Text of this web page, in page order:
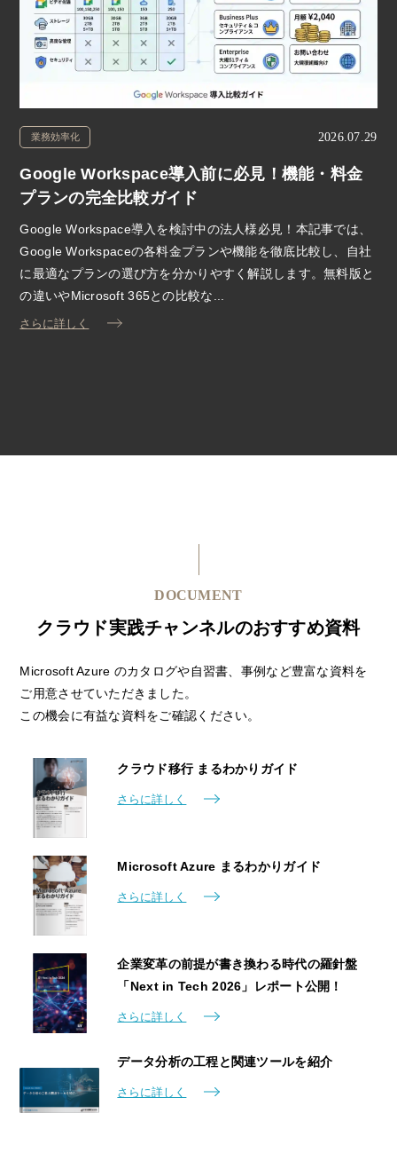
業務効率化 2026.07.29
Google Workspace導入前に必見！機能・料金
プランの完全比較ガイド
Google Workspace導入を検討中の法人様必見！本記事では、
Google Workspaceの各料金プランや機能を徹底比較し、自社
に最適なプランの選び方を分かりやすく解説します。無料版と
の違いやMicrosoft 365との比較な...
さらに詳しく
DOCUMENT
クラウド実践チャンネルのおすすめ資料
Microsoft Azure のカタログや自習書、事例など豊富な資料を
ご用意させていただきました。
この機会に有益な資料をご確認ください。
クラウド移行 まるわかりガイド
さらに詳しく
Microsoft Azure まるわかりガイド
さらに詳しく
企業変革の前提が書き換わる時代の羅針盤
「Next in Tech 2026」レポート公開！
さらに詳しく
データ分析の工程と関連ツールを紹介
さらに詳しく